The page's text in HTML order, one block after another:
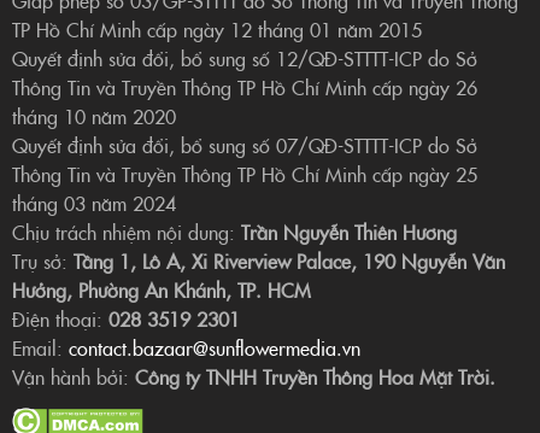
TP Hồ Chí Minh cấp ngày 12 tháng 01 năm 2015
Quyết định sửa đổi, bổ sung số 12/QĐ-STTTT-ICP do Sở
Thông Tin và Truyền Thông TP Hồ Chí Minh cấp ngày 26
tháng 10 năm 2020
Quyết định sửa đổi, bổ sung số 07/QĐ-STTTT-ICP do Sở
Thông Tin và Truyền Thông TP Hồ Chí Minh cấp ngày 25
tháng 03 năm 2024
Chịu trách nhiệm nội dung: Trần Nguyễn Thiên Hương
Trụ sở: Tầng 1, Lô A, Xi Riverview Palace, 190 Nguyễn Văn
Hưởng, Phường An Khánh, TP. HCM
Điện thoại: 028 3519 2301
Email: contact.bazaar@sunflowermedia.vn
Vận hành bởi: Công ty TNHH Truyền Thông Hoa Mặt Trời.